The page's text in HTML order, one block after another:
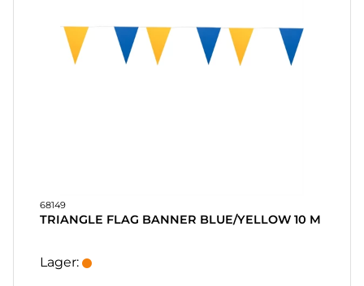
68149
TRIANGLE FLAG BANNER BLUE/YELLOW 10 M
Lager: